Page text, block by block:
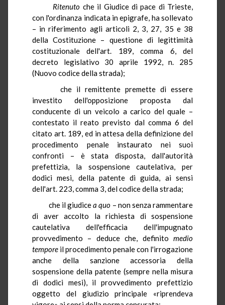
Ritenuto che il Giudice di pace di Trieste,
con l'ordinanza indicata in epigrafe, ha sollevato
– in riferimento agli articoli 2, 3, 27, 35 e 38
della Costituzione – questione di legittimità
costituzionale dell'art. 189, comma 6, del
decreto legislativo 30 aprile 1992, n. 285
(Nuovo codice della strada);
che il remittente premette di essere
investito dell'opposizione proposta dal
conducente di un veicolo a carico del quale –
contestato il reato previsto dal comma 6 del
citato art. 189, ed in attesa della definizione del
procedimento penale instaurato nei suoi
confronti – è stata disposta, dall'autorità
prefettizia, la sospensione cautelativa, per
dodici mesi, della patente di guida, ai sensi
dell'art. 223, comma 3, del codice della strada;
che il giudicea quo – non senza rammentare
di aver accolto la richiesta di sospensione
cautelativa dell'efficacia dell'impugnato
provvedimento – deduce che, definito medio
tempore il procedimento penale con l'irrogazione
anche della sanzione accessoria della
sospensione della patente (sempre nella misura
di dodici mesi), il provvedimento prefettizio
oggetto del giudizio principale «riprendeva